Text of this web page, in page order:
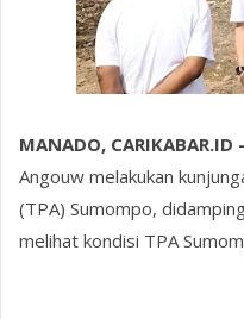
MANADO, CARIKABAR.ID -
Angouw melakukan
(TPA) Sumompo,
melihat kondisi TPA